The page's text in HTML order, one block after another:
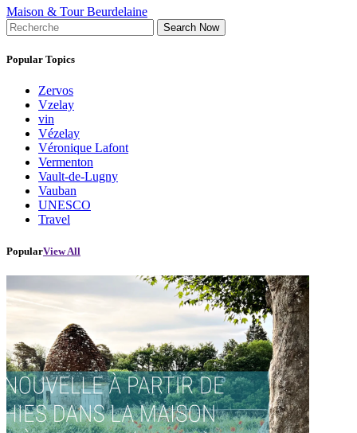
Maison & Tour Beurdelaine
Search Now
Popular Topics
Zervos
Vzelay
vin
Vézelay
Véronique Lafont
Vermenton
Vault-de-Lugny
Vauban
UNESCO
Travel
PopularView All